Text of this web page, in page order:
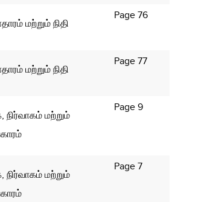
மற்றும் நிதி
Page 76
மற்றும் நிதி
Page 77
மற்றும்
Page 9
மற்றும்
Page 7